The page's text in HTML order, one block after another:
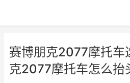
赛博朋克2077摩托车
克2077摩托车怎么抬